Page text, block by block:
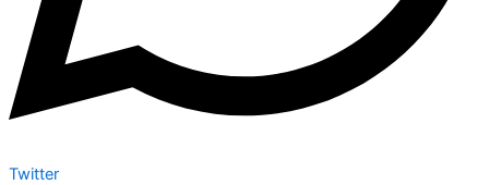
Twitter